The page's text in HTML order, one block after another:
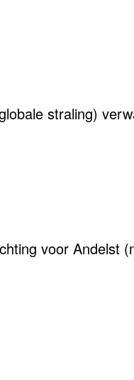
straling)
voor Andelst